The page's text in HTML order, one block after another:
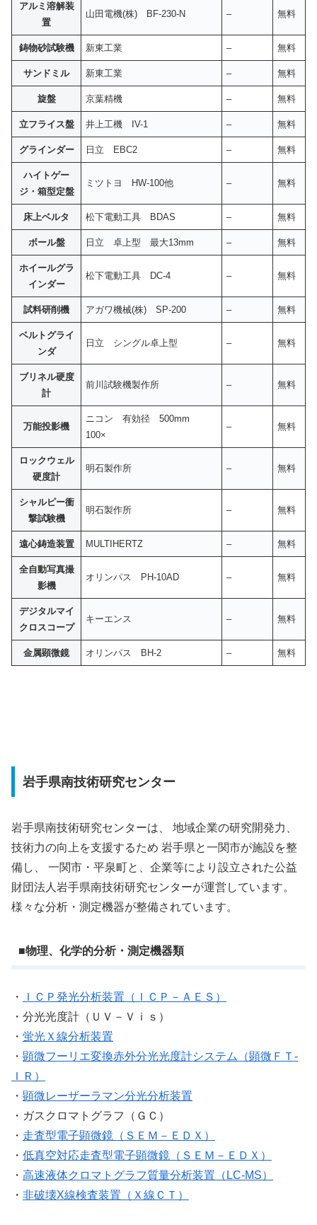
アルミ溶解装
置
山田電機(株) BF-230-N – 無料
鋳物砂試験機 新東工業 – 無料
サンドミル 新東工業 – 無料
旋盤 京葉精機 – 無料
立フライス盤 井上工機 IV-1 – 無料
グラインダー 日立 EBC2 – 無料
ハイトゲー
ジ・箱型定盤
ミツトヨ HW-100他 – 無料
床上ベルタ 松下電動工具 BDAS – 無料
ボール盤 日立 卓上型 最大13mm – 無料
ホイールグラ
インダー
松下電動工具 DC-4 – 無料
試料研削機 アガワ機械(株) SP-200 – 無料
ベルトグライ
ンダ
日立 シングル卓上型 – 無料
ブリネル硬度
計
前川試験機製作所 – 無料
万能投影機
ニコン 有効径 500mm
100×
– 無料
ロックウェル
硬度計
明石製作所 – 無料
シャルピー衝
撃試験機
明石製作所 – 無料
遠心鋳造装置 MULTIHERTZ – 無料
全自動写真撮
影機
オリンパス PH-10AD – 無料
デジタルマイ
クロスコープ
キーエンス – 無料
金属顕微鏡 オリンパス BH-2 – 無料
岩手県南技術研究センター
岩手県南技術研究センターは、 地域企業の研究開発力、
技術力の向上を支援するため 岩手県と一関市が施設を整
備し、 一関市・平泉町と、企業等により設立された公益
財団法人岩手県南技術研究センターが運営しています。
様々な分析・測定機器が整備されています。
■物理、化学的分析・測定機器類
・
ＩＣＰ発光分析装置（ＩＣＰ－ＡＥＳ）
・分光光度計（ＵＶ－Ｖｉｓ）
・ 蛍光Ｘ線分析装置
・ 顕微フーリエ変換赤外分光光度計システム（顕微ＦＴ-
ＩＲ）
・ 顕微レーザーラマン分光分析装置
・ガスクロマトグラフ（ＧＣ）
・ 走査型電子顕微鏡（ＳＥＭ－ＥＤＸ）
・ 低真空対応走査型電子顕微鏡（ＳＥＭ－ＥＤＸ）
・ 高速液体クロマトグラフ質量分析装置（LC-MS）
・ 非破壊X線検査装置（Ｘ線ＣＴ）